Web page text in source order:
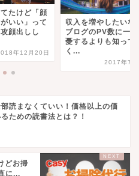
たけど「顔
いい」って
顔出しし
年12月20日
収入を増やしたいな
ブログのPV数に一
憂するよりも知って
く...
2017年7
読まなくていい！価格以上の価
ための読書法とは？！
どお掃
に...